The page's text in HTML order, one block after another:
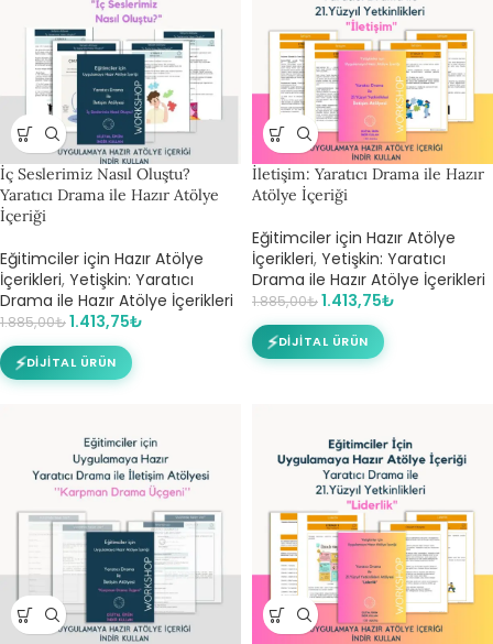
İç Seslerimiz Nasıl Oluştu?
Yaratıcı Drama ile Hazır Atölye
İçeriği
Eğitimciler için Hazır Atölye
İçerikleri, Yetişkin: Yaratıcı
Drama ile Hazır Atölye İçerikleri
1.885,00₺1.413,75₺
⚡DIJITAL ÜRÜN
İletişim: Yaratıcı Drama ile Hazır
Atölye İçeriği
Eğitimciler için Hazır Atölye
İçerikleri, Yetişkin: Yaratıcı
Drama ile Hazır Atölye İçerikleri
1.885,00₺1.413,75₺
⚡DIJITAL ÜRÜN